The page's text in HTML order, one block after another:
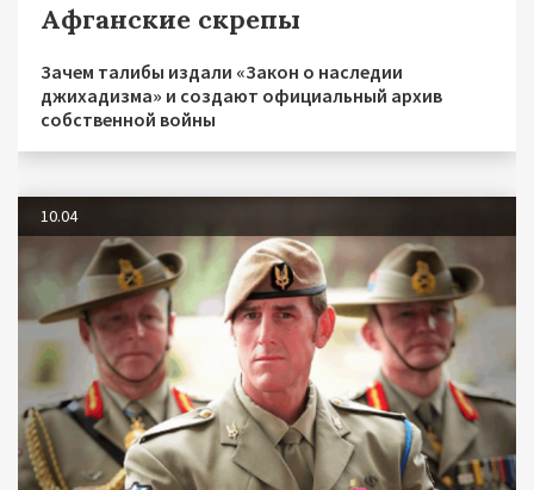
Афганские скрепы
Зачем талибы издали «Закон о наследии
джихадизма» и создают официальный архив
собственной войны
10.04